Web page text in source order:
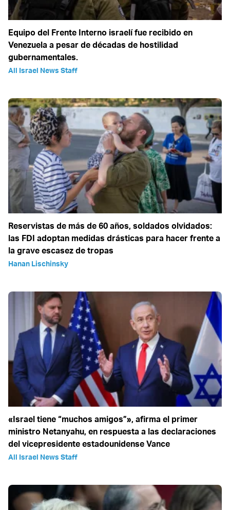
Equipo del Frente Interno israelí fue recibido en
Venezuela a pesar de décadas de hostilidad
gubernamentales.
All Israel News Staff
Reservistas de más de 60 años, soldados olvidados:
las FDI adoptan medidas drásticas para hacer frente a
la grave escasez de tropas
Hanan Lischinsky
«Israel tiene “muchos amigos”», afirma el primer
ministro Netanyahu, en respuesta a las declaraciones
del vicepresidente estadounidense Vance
All Israel News Staff